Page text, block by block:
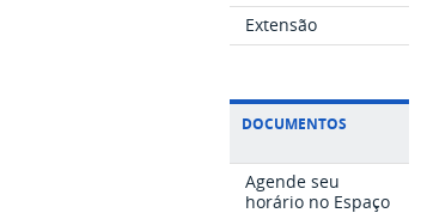
Extensão
DOCUMENTOS
Agende seu
horário no Espaço